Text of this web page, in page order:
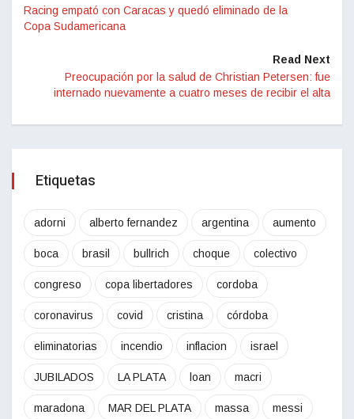
Racing empató con Caracas y quedó eliminado de la
Copa Sudamericana
Read Next
Preocupación por la salud de Christian Petersen: fue
internado nuevamente a cuatro meses de recibir el alta
Etiquetas
adorni alberto fernandez argentina aumento
boca brasil bullrich choque colectivo
congreso copa libertadores cordoba
coronavirus covid cristina córdoba
eliminatorias incendio inflacion israel
JUBILADOS LA PLATA loan macri
maradona MAR DEL PLATA massa messi